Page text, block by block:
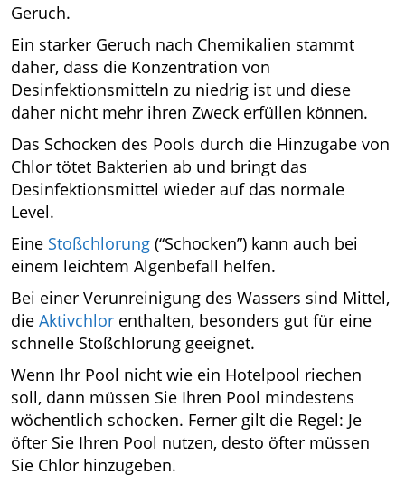
Geruch.
Ein starker Geruch nach Chemikalien stammt
daher, dass die Konzentration von
Desinfektionsmitteln zu niedrig ist und diese
daher nicht mehr ihren Zweck erfüllen können.
Das Schocken des Pools durch die Hinzugabe von
Chlor tötet Bakterien ab und bringt das
Desinfektionsmittel wieder auf das normale
Level.
Eine Stoßchlorung (“Schocken”) kann auch bei
einem leichtem Algenbefall helfen.
Bei einer Verunreinigung des Wassers sind Mittel,
die Aktivchlor enthalten, besonders gut für eine
schnelle Stoßchlorung geeignet.
Wenn Ihr Pool nicht wie ein Hotelpool riechen
soll, dann müssen Sie Ihren Pool mindestens
wöchentlich schocken. Ferner gilt die Regel: Je
öfter Sie Ihren Pool nutzen, desto öfter müssen
Sie Chlor hinzugeben.